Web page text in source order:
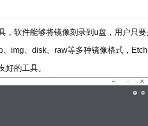
软件能够将镜像刻录到u盘，用户只要
img、disk、raw等多种镜像格式，
好的工具。